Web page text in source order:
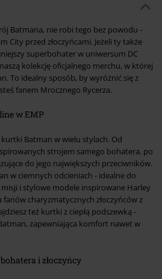
Batmana, nie robi tego bez powodu -
City przed złoczyńcami. Jeżeli ty także
superbohater w uniwersum DC
kolekcję oficjalnego merchu, w której
To idealny sposób, by wyróżnić się z
fanem Mrocznego Rycerza.
w EMP
Batman w wielu stylach. Od
strojem samego bohatera, po
do jego największych przeciwników.
w ciemnych odcieniach - idealne do
i stylowe modele inspirowane Harley
fanów charyzmatycznych złoczyńców z
też kurtki z ciepłą podszewką -
zapewniająca komfort nawet w
i złoczyńcy